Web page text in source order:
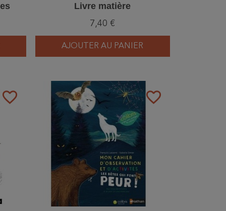
Livre matière
7,40 €
AJOUTER AU PANIER
favorite_border favorite_border